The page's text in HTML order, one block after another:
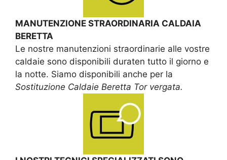
MANUTENZIONE STRAORDINARIA CALDAIA
BERETTA
Le nostre manutenzioni straordinarie alle vostre
caldaie sono disponibili duraten tutto il giorno e
la notte. Siamo disponibili anche per la
Sostituzione Caldaie Beretta Tor vergata.